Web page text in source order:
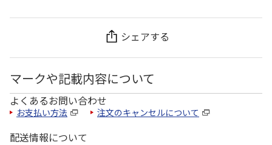
シェアする
マークや記載内容について
よくあるお問い合わせ
お支払い方法 注文のキャンセルについて
配送情報について